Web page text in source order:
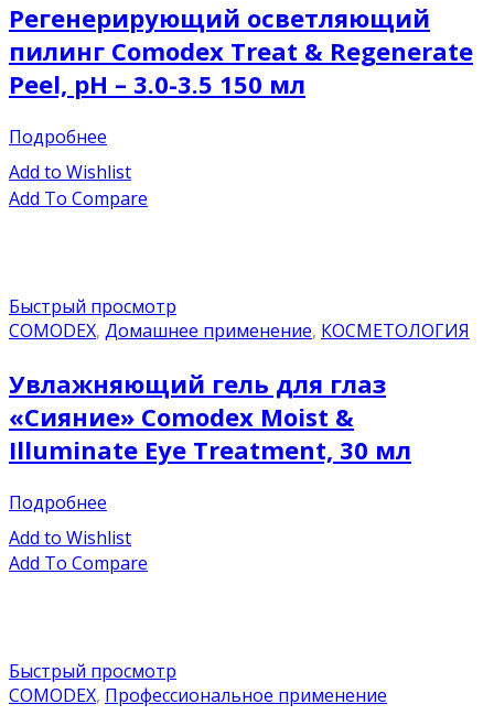
Регенерирующий осветляющий
пилинг Comodex Treat & Regenerate
Peel, pH – 3.0-3.5 150 мл
Подробнее
Add to Wishlist
Add To Compare
Быстрый просмотр
COMODEX, Домашнее применение, КОСМЕТОЛОГИЯ
Увлажняющий гель для глаз
«Сияние» Comodex Moist &
Illuminate Eye Treatment, 30 мл
Подробнее
Add to Wishlist
Add To Compare
Быстрый просмотр
COMODEX, Профессиональное применение